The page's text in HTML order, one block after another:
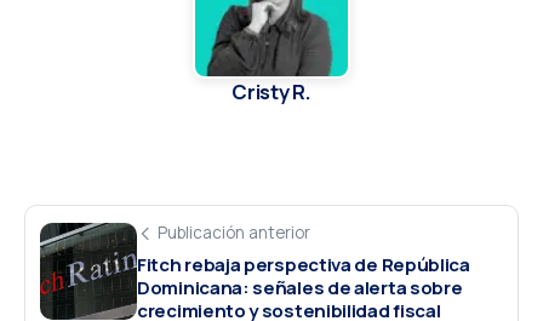
Cristy R.
Publicación anterior
Fitch rebaja perspectiva de República
Dominicana: señales de alerta sobre
crecimiento y sostenibilidad fiscal